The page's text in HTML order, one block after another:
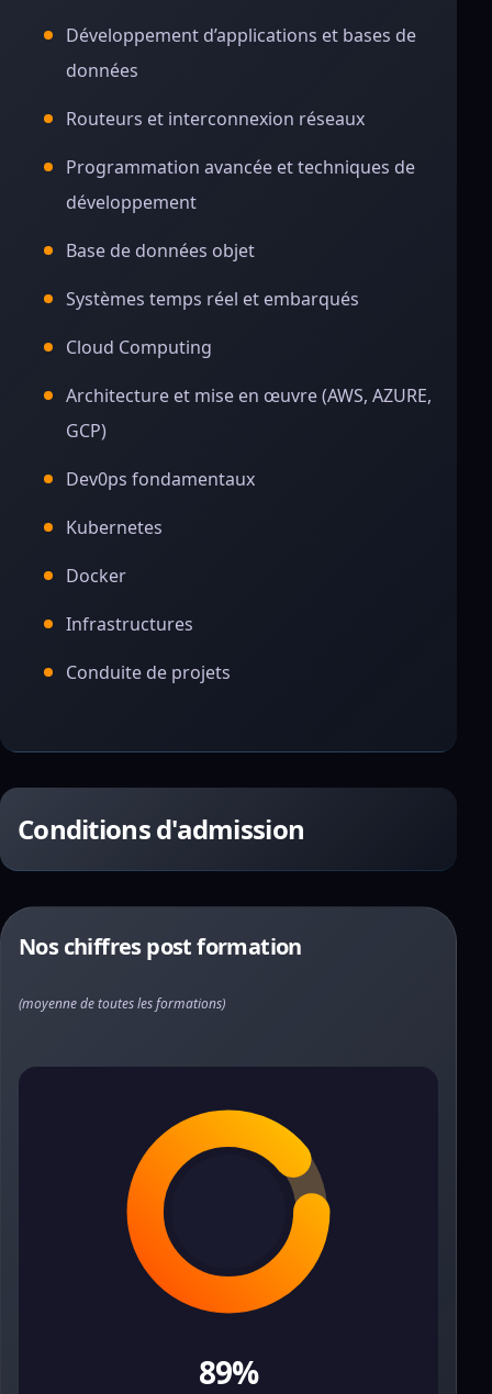
Développement d’applications et bases de
données
Routeurs et interconnexion réseaux
Programmation avancée et techniques de
développement
Base de données objet
Systèmes temps réel et embarqués
Cloud Computing
Architecture et mise en œuvre (AWS, AZURE,
GCP)
Dev0ps fondamentaux
Kubernetes
Docker
Infrastructures
Conduite de projets
Conditions d'admission
Nos chiffres post formation
(moyenne de toutes les formations)
89%